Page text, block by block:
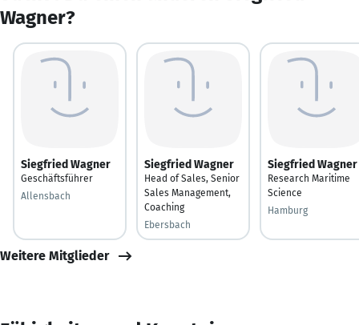
Wagner?
Siegfried Wagner
Geschäftsführer
Allensbach
Siegfried Wagner
Head of Sales, Senior
Sales Management,
Coaching
Ebersbach
Siegfried Wagner
Research Maritime
Science
Hamburg
Weitere Mitglieder